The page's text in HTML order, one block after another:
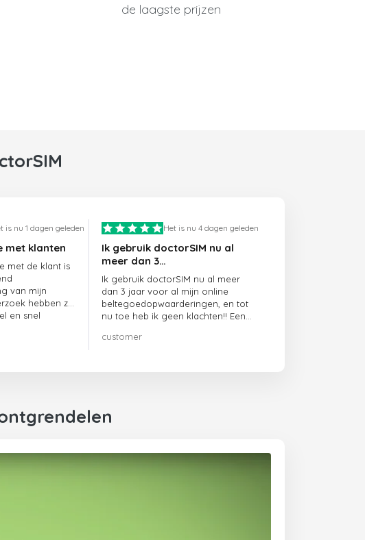
de laagste prijzen
is nu 1 dagen geleden
met klanten
met de klant is
van mijn
hebben ze
en snel
Het is nu 4 dagen geleden
Ik gebruik doctorSIM nu al
meer dan 3…
Ik gebruik doctorSIM nu al meer
dan 3 jaar voor al mijn online
beltegoedopwaarderingen, en tot
nu toe heb ik geen klachten!! Een
customer